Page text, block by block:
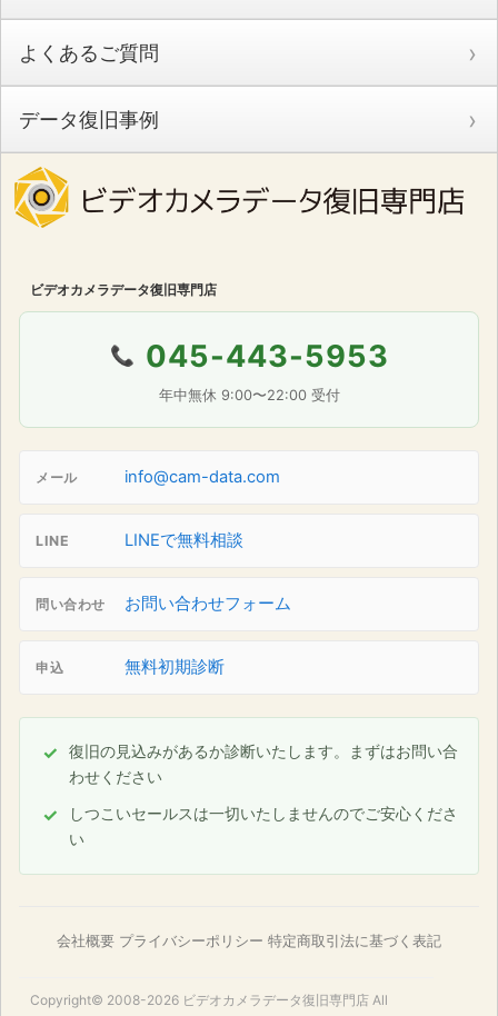
よくあるご質問
データ復旧事例
ビデオカメラデータ復旧専門店
📞 045-443-5953
年中無休 9:00〜22:00 受付
メール info@cam-data.com
LINE LINEで無料相談
問い合わせ お問い合わせフォーム
申込 無料初期診断
復旧の見込みがあるか診断いたします。まずはお問い合
わせください
しつこいセールスは一切いたしませんのでご安心くださ
い
会社概要 プライバシーポリシー 特定商取引法に基づく表記
Copyright© 2008-2026 ビデオカメラデータ復旧専門店 All